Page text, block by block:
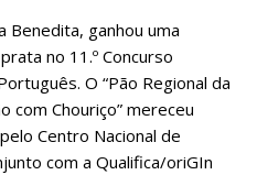
Benedita, ganhou uma
no 11.º Concurso
O “Pão Regional da
com Chouriço” mereceu
Centro Nacional de
com a Qualifica/oriGIn